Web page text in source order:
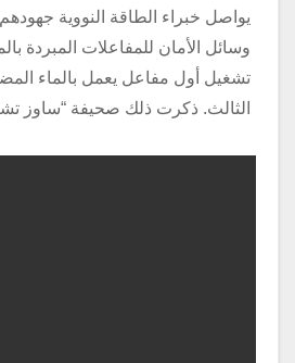
يواصل خبراء الطاقة النووية جهودهم
وسائل الأمان للمفاعلات المبردة
تشغيل أول مفاعل يعمل بالماء
الثالث. ذكرت ذلك صحيفة “ساوز